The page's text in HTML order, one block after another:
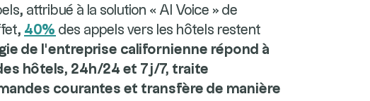
attribué à la solution « AI Voice » de
40% des appels vers les hôtels restent
de l’entreprise californienne répond à
hôtels, 24h/24 et 7j/7, traite
courantes et transfère de manière